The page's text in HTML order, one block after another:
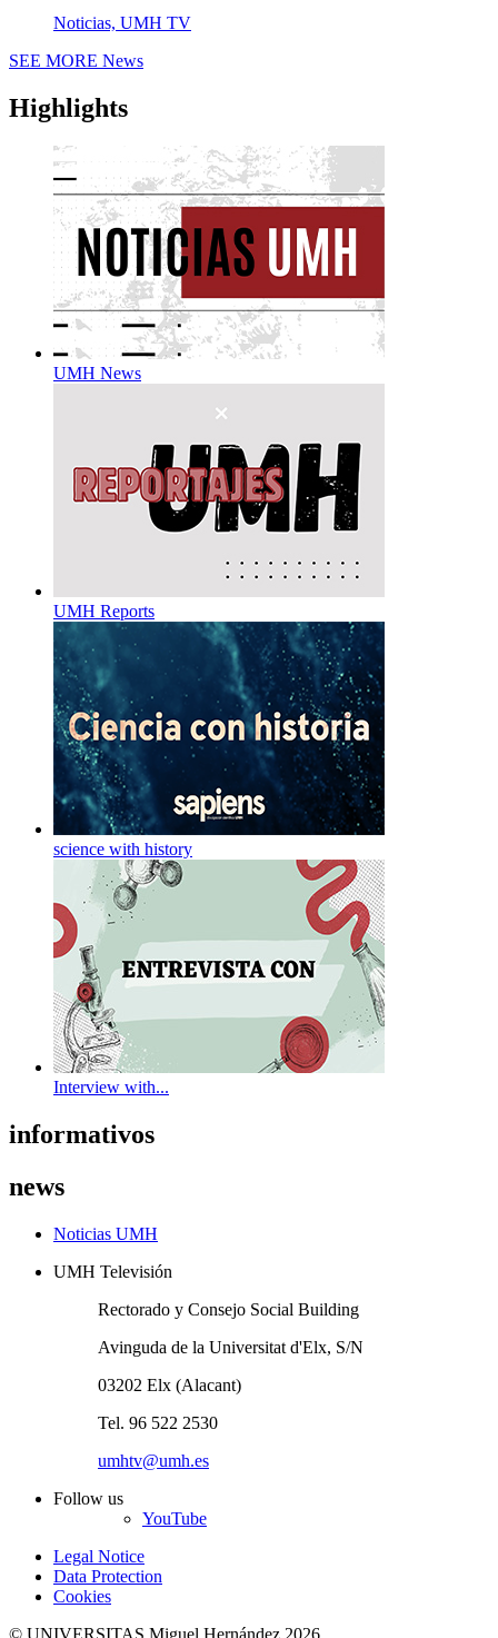
Noticias, UMH TV
SEE MORE News
Highlights
UMH News
UMH Reports
science with history
Interview with...
informativos
news
Noticias UMH
UMH Televisión
Rectorado y Consejo Social Building
Avinguda de la Universitat d'Elx, S/N
03202 Elx (Alacant)
Tel. 96 522 2530
umhtv@umh.es
Follow us
YouTube
Legal Notice
Data Protection
Cookies
© UNIVERSITAS Miguel Hernández 2026